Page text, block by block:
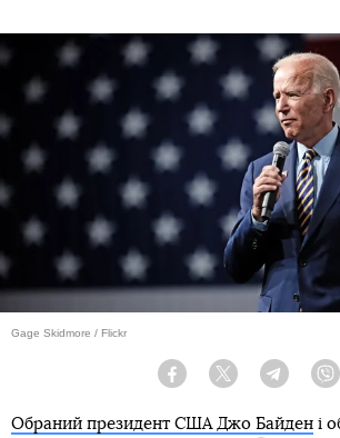
Gage Skidmore / Flickr
Facebook Twitter Telegram
Обраний президент США Джо Байден і